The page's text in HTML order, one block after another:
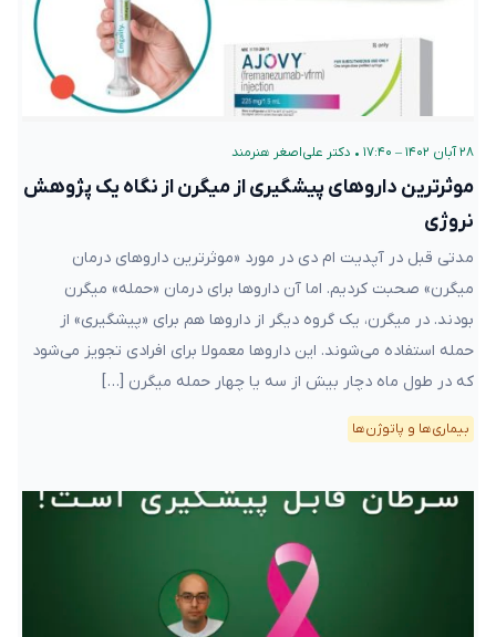
۲۸ آبان ۱۴۰۲ – ۱۷:۴۰ • دکتر علی‌اصغر هنرمند
موثرترین داروهای پیشگیری از میگرن از نگاه یک پژوهش
نروژی
مدتی قبل در آپدیت ام دی در مورد «موثرترین دارو‌های درمان
میگرن» صحبت کردیم. اما آن داروها برای درمان «حمله» میگرن
بودند. در میگرن، یک گروه دیگر از داروها هم برای «پیشگیری» از
حمله استفاده می‌شوند. این داروها معمولا برای افرادی تجویز می‌شود
که در طول ماه دچار بیش از سه یا چهار حمله میگرن […]
بیماری‌ها و پاتوژن‌ها